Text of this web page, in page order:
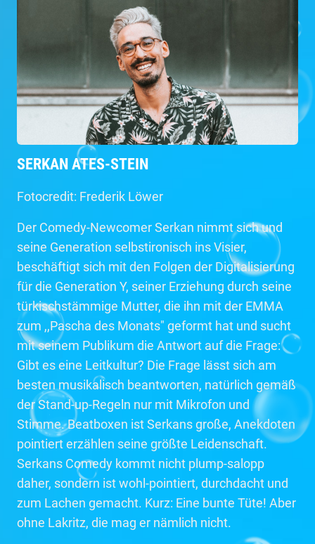
SERKAN ATES-STEIN
Fotocredit: Frederik Löwer
Der Comedy-Newcomer Serkan nimmt sich und
seine Generation selbstironisch ins Visier,
beschäftigt sich mit den Folgen der Digitalisierung
für die Generation Y, seiner Erziehung durch seine
türkischstämmige Mutter, die ihn mit der EMMA
zum ,,Pascha des Monats" geformt hat und sucht
mit seinem Publikum die Antwort auf die Frage:
Gibt es eine Leitkultur? Die Frage lässt sich am
besten musikalisch beantworten, natürlich gemäß
der Stand-up-Regeln nur mit Mikrofon und
Stimme. Beatboxen ist Serkans große, Anekdoten
pointiert erzählen seine größte Leidenschaft.
Serkans Comedy kommt nicht plump-salopp
daher, sondern ist wohl-pointiert, durchdacht und
zum Lachen gemacht. Kurz: Eine bunte Tüte! Aber
ohne Lakritz, die mag er nämlich nicht.